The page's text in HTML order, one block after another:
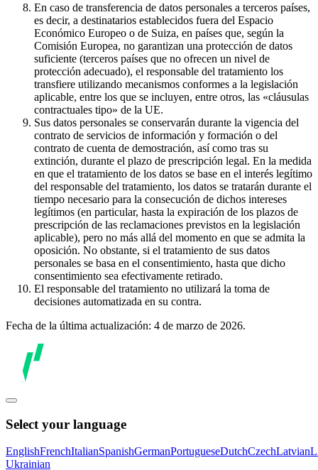
En caso de transferencia de datos personales a terceros países,
es decir, a destinatarios establecidos fuera del Espacio
Económico Europeo o de Suiza, en países que, según la
Comisión Europea, no garantizan una protección de datos
suficiente (terceros países que no ofrecen un nivel de
protección adecuado), el responsable del tratamiento los
transfiere utilizando mecanismos conformes a la legislación
aplicable, entre los que se incluyen, entre otros, las «cláusulas
contractuales tipo» de la UE.
Sus datos personales se conservarán durante la vigencia del
contrato de servicios de información y formación o del
contrato de cuenta de demostración, así como tras su
extinción, durante el plazo de prescripción legal. En la medida
en que el tratamiento de los datos se base en el interés legítimo
del responsable del tratamiento, los datos se tratarán durante el
tiempo necesario para la consecución de dichos intereses
legítimos (en particular, hasta la expiración de los plazos de
prescripción de las reclamaciones previstos en la legislación
aplicable), pero no más allá del momento en que se admita la
oposición. No obstante, si el tratamiento de sus datos
personales se basa en el consentimiento, hasta que dicho
consentimiento sea efectivamente retirado.
El responsable del tratamiento no utilizará la toma de
decisiones automatizada en su contra.
Fecha de la última actualización: 4 de marzo de 2026.
Select your language
EnglishFrenchItalianSpanishGermanPortugueseDutchCzechLatvian
Ukrainian